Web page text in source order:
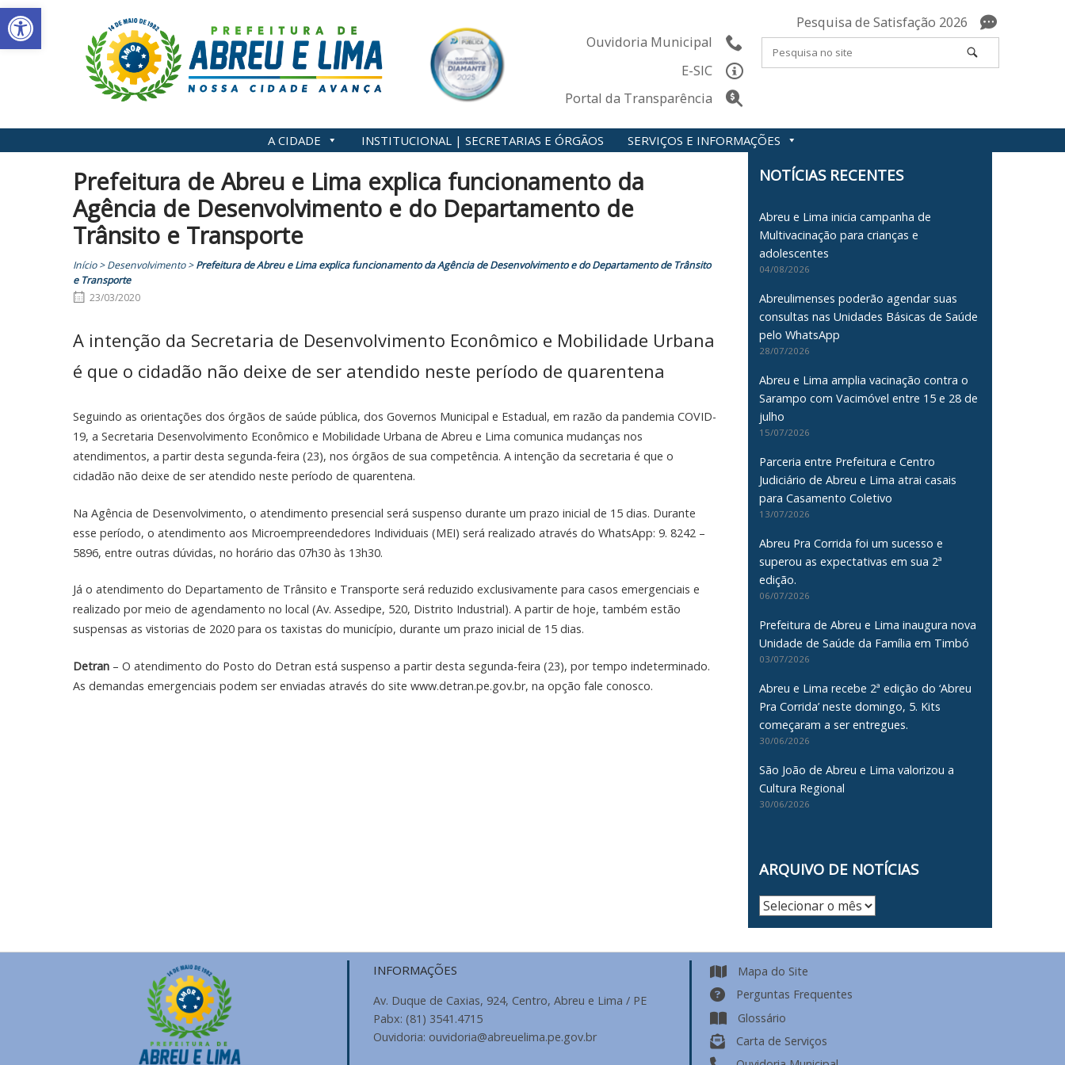
Abrir a barra de ferramentas
Skip
to
content
Ouvidoria Municipal
E-SIC
Portal da Transparência
Pesquisa de Satisfação 2026
A CIDADE INSTITUCIONAL | SECRETARIAS E ÓRGÃOS SERVIÇOS E INFORMAÇÕES
Prefeitura de Abreu e Lima explica funcionamento da
Agência de Desenvolvimento e do Departamento de
Trânsito e Transporte
Início>Desenvolvimento>Prefeitura de Abreu e Lima explica funcionamento da Agência de Desenvolvimento e do Departamento de Trânsito
e Transporte
23/03/2020
A intenção da Secretaria de Desenvolvimento Econômico e Mobilidade Urbana
é que o cidadão não deixe de ser atendido neste período de quarentena
Seguindo as orientações dos órgãos de saúde pública, dos Governos Municipal e Estadual, em razão da pandemia COVID-
19, a Secretaria Desenvolvimento Econômico e Mobilidade Urbana de Abreu e Lima comunica mudanças nos
atendimentos, a partir desta segunda-feira (23), nos órgãos de sua competência. A intenção da secretaria é que o
cidadão não deixe de ser atendido neste período de quarentena.
Na Agência de Desenvolvimento, o atendimento presencial será suspenso durante um prazo inicial de 15 dias. Durante
esse período, o atendimento aos Microempreendedores Individuais (MEI) será realizado através do WhatsApp: 9. 8242 –
5896, entre outras dúvidas, no horário das 07h30 às 13h30.
Já o atendimento do Departamento de Trânsito e Transporte será reduzido exclusivamente para casos emergenciais e
realizado por meio de agendamento no local (Av. Assedipe, 520, Distrito Industrial). A partir de hoje, também estão
suspensas as vistorias de 2020 para os taxistas do município, durante um prazo inicial de 15 dias.
Detran – O atendimento do Posto do Detran está suspenso a partir desta segunda-feira (23), por tempo indeterminado.
As demandas emergenciais podem ser enviadas através do site www.detran.pe.gov.br, na opção fale conosco.
NOTÍCIAS RECENTES
Abreu e Lima inicia campanha de
Multivacinação para crianças e
adolescentes
04/08/2026
Abreulimenses poderão agendar suas
consultas nas Unidades Básicas de Saúde
pelo WhatsApp
28/07/2026
Abreu e Lima amplia vacinação contra o
Sarampo com Vacimóvel entre 15 e 28 de
julho
15/07/2026
Parceria entre Prefeitura e Centro
Judiciário de Abreu e Lima atrai casais
para Casamento Coletivo
13/07/2026
Abreu Pra Corrida foi um sucesso e
superou as expectativas em sua 2ª
edição.
06/07/2026
Prefeitura de Abreu e Lima inaugura nova
Unidade de Saúde da Família em Timbó
03/07/2026
Abreu e Lima recebe 2ª edição do ‘Abreu
Pra Corrida’ neste domingo, 5. Kits
começaram a ser entregues.
30/06/2026
São João de Abreu e Lima valorizou a
Cultura Regional
30/06/2026
ARQUIVO DE NOTÍCIAS
Arquivo
INFORMAÇÕES
Av. Duque de Caxias, 924, Centro, Abreu e Lima / PE
Pabx: (81) 3541.4715
Ouvidoria: ouvidoria@abreuelima.pe.gov.br
Mapa do Site
Perguntas Frequentes
Glossário
Carta de Serviços